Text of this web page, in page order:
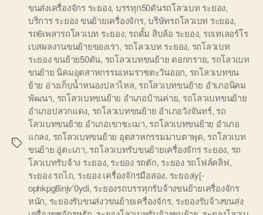
Tags
ขนส่งเครื่องจักร ระยอง, บรรทุก50ตันรถโลวเบท ระยอง,
บริการ ระยอง ขนย้ายเครื่องจักร,บริษัทรถโลวเบท ระยอง,
รถ6เพลารถโลวเบท ระยอง, รถดั้ม สิบล้อ ระยอง, รถเทเลอร์โร
เบสผลงานขนย้ายของเรา, รถโลวเบท ระยอง, รถโลวเบท
ระยอง ขนย้าย50ตัน, รถโลวเบทขนย้าย ดอกกราย, รถโลวเบท
ขนย้าย นิคมอุตสาหกรรมเหมราชตะวันออก, รถโลวเบทขน
ย้าย อ่างเก็บน้ำหนองปลาไหล, รถโลวเบทขนย้าย อำเภอนิคม
พัฒนา, รถโลวเบทขนย้าย อำเภอบ้านค่าย, รถโลวเบทขนย้าย
อำเภอปลวกแดง, รถโลวเบทขนย้าย อำเภอวังจันทร์, รถ
โลวเบทขนย้าย อำเภอเขาชะเมา, รถโลวเบทขนย้าย อำเภอ
แกลง, รถโลวเบทขนย้าย อุตสาหกรรมมาบตาพุด, รถโลวเบท
ขนย้าย อู่ตะเภา, รถโลวเบทรับขนย้ายเครื่องจักร ระยอง, รถ
โลวเบทรับจ้าง ระยอง, ระยอง รถตัก, ระยอง รถโฟล์คลิฟ,
ระยอง รถไถ, ระยอง เครื่องจักรมือสอง, ระยองiy[-
ophkpg8injv'0ydi, ระยองรถบรรทุกรับจ้างขนย้ายเครื่องจักร
หนัก, ระยองรับขนส่งวขนย้ายเครื่องจักร, ระยองรับจ้างขนส่ง